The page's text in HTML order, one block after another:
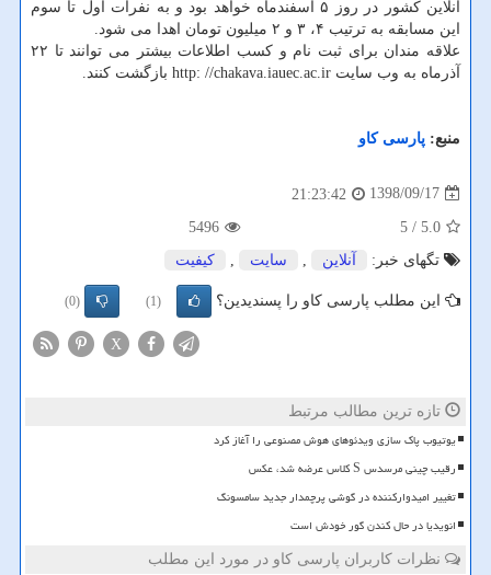
آنلاین كشور در روز ۵ اسفندماه خواهد بود و به نفرات اول تا سوم
این مسابقه به ترتیب ۴، ۳ و ۲ میلیون تومان اهدا می شود.
علاقه مندان برای ثبت نام و كسب اطلاعات بیشتر می توانند تا ۲۲
آذرماه به وب سایت http: //chakava.iauec.ac.ir بازگشت كنند.
منبع: پارسی كاو
1398/09/17
21:23:42
5.0
/ 5
5496
تگهای خبر:
آنلاین , سایت , كیفیت
این مطلب پارسی کاو را پسندیدین؟ (1)
(0)
X
تازه ترین مطالب مرتبط
یوتیوب پاک سازی ویدئوهای هوش مصنوعی را آغاز کرد
رقیب چینی مرسدس S کلاس عرضه شد، عکس
تغییر امیدوارکننده در گوشی پرچمدار جدید سامسونگ
انویدیا در حال کندن گور خودش است
نظرات کاربران پارسی کاو در مورد این مطلب